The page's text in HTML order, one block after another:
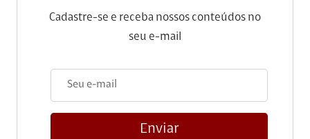
Cadastre-se e receba nossos conteúdos no
seu e-mail
Enviar